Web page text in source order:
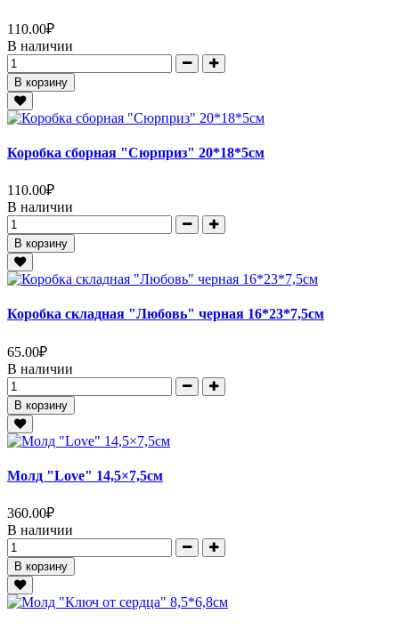
110.00₽
В наличии
В корзину
Коробка сборная "Сюрприз" 20*18*5см
110.00₽
В наличии
В корзину
Коробка складная "Любовь" черная 16*23*7,5см
65.00₽
В наличии
В корзину
Молд "Love" 14,5×7,5см
360.00₽
В наличии
В корзину